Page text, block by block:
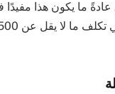
ما يكون هذا مفيدًا